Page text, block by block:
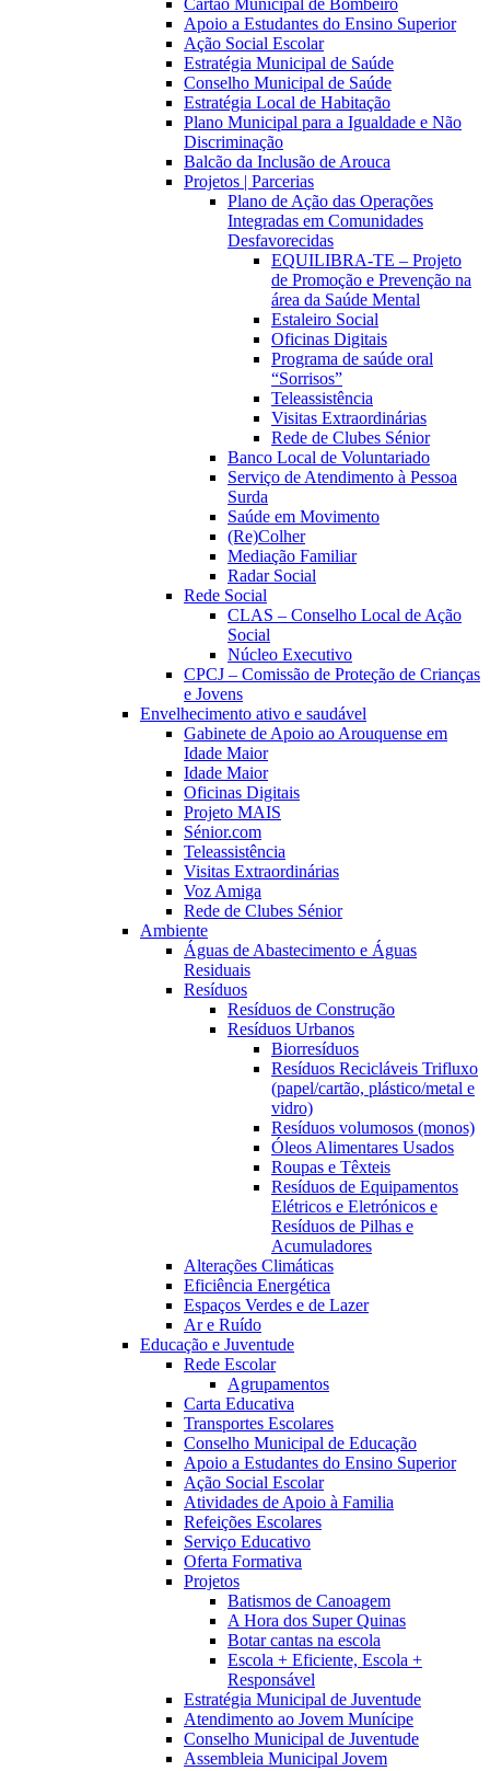
Cartão Municipal de Bombeiro
Apoio a Estudantes do Ensino Superior
Ação Social Escolar
Estratégia Municipal de Saúde
Conselho Municipal de Saúde
Estratégia Local de Habitação
Plano Municipal para a Igualdade e Não
Discriminação
Balcão da Inclusão de Arouca
Projetos | Parcerias
Plano de Ação das Operações
Integradas em Comunidades
Desfavorecidas
EQUILIBRA-TE – Projeto
de Promoção e Prevenção na
área da Saúde Mental
Estaleiro Social
Oficinas Digitais
Programa de saúde oral
“Sorrisos”
Teleassistência
Visitas Extraordinárias
Rede de Clubes Sénior
Banco Local de Voluntariado
Serviço de Atendimento à Pessoa
Surda
Saúde em Movimento
(Re)Colher
Mediação Familiar
Radar Social
Rede Social
CLAS – Conselho Local de Ação
Social
Núcleo Executivo
CPCJ – Comissão de Proteção de Crianças
e Jovens
Envelhecimento ativo e saudável
Gabinete de Apoio ao Arouquense em
Idade Maior
Idade Maior
Oficinas Digitais
Projeto MAIS
Sénior.com
Teleassistência
Visitas Extraordinárias
Voz Amiga
Rede de Clubes Sénior
Ambiente
Águas de Abastecimento e Águas
Residuais
Resíduos
Resíduos de Construção
Resíduos Urbanos
Biorresíduos
Resíduos Recicláveis Trifluxo
(papel/cartão, plástico/metal e
vidro)
Resíduos volumosos (monos)
Óleos Alimentares Usados
Roupas e Têxteis
Resíduos de Equipamentos
Elétricos e Eletrónicos e
Resíduos de Pilhas e
Acumuladores
Alterações Climáticas
Eficiência Energética
Espaços Verdes e de Lazer
Ar e Ruído
Educação e Juventude
Rede Escolar
Agrupamentos
Carta Educativa
Transportes Escolares
Conselho Municipal de Educação
Apoio a Estudantes do Ensino Superior
Ação Social Escolar
Atividades de Apoio à Familia
Refeições Escolares
Serviço Educativo
Oferta Formativa
Projetos
Batismos de Canoagem
A Hora dos Super Quinas
Botar cantas na escola
Escola + Eficiente, Escola +
Responsável
Estratégia Municipal de Juventude
Atendimento ao Jovem Munícipe
Conselho Municipal de Juventude
Assembleia Municipal Jovem